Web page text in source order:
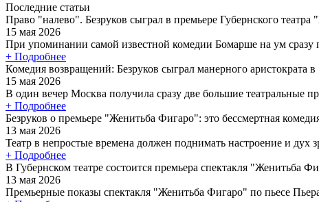
Последние статьи
Право "налево". Безруков сыграл в премьере Губернского
15 мая 2026
При упоминании самой известной комедии Бомарше на ум
+ Подробнее
Комедия возвращений: Безруков сыграл манерного аристократа
15 мая 2026
В один вечер Москва получила сразу две большие
+ Подробнее
Безруков о премьере "Женитьба Фигаро": это бессмертная
13 мая 2026
Театр в непростые времена должен поднимать настроение и дух
+ Подробнее
В Губернском театре состоится премьера спектакля "Женитьба
13 мая 2026
Премьерные показы спектакля "Женитьба Фигаро" по пьесе